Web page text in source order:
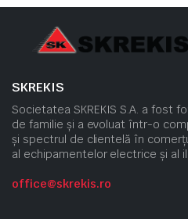
SKREKIS
Societatea SKREKIS S.A. a fost
de familie și a evoluat într-o
și spectrul de clientelă în
al echipamentelor electrice și al
office@skrekis.ro